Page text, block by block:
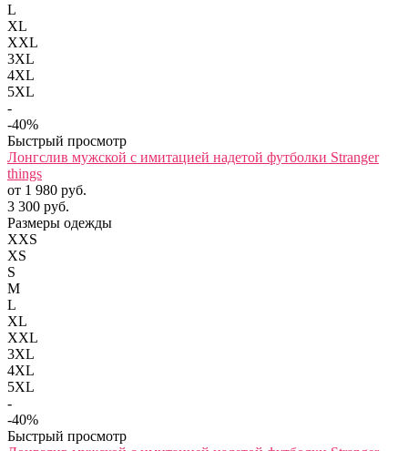
L
XL
XXL
3XL
4XL
5XL
-
-40%
Быстрый просмотр
Лонгслив мужской с имитацией надетой футболки Stranger
things
от 1 980 руб.
3 300 руб.
Размеры одежды
XXS
XS
S
M
L
XL
XXL
3XL
4XL
5XL
-
-40%
Быстрый просмотр